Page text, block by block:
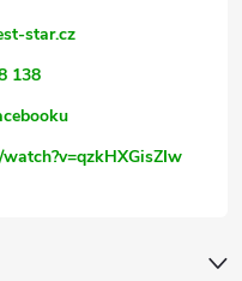
star.cz
138